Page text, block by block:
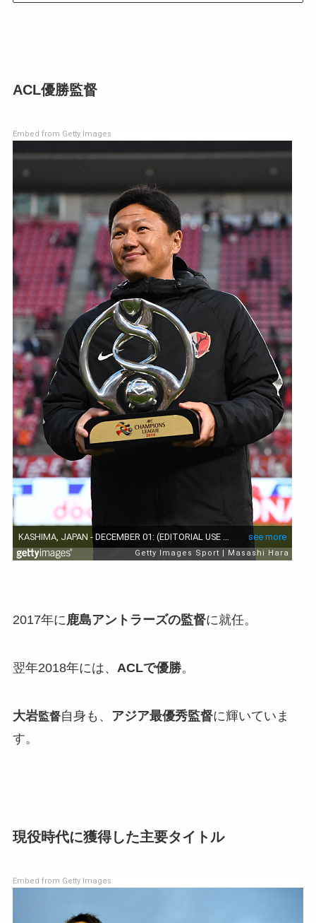
ACL優勝監督
Embed from Getty Images
2017年に鹿島アントラーズの監督に就任。
翌年2018年には、 ACLで優勝。
大岩監督自身も、 アジア最優秀監督に輝いていま
す。
現役時代に獲得した主要タイトル
Embed from Getty Images